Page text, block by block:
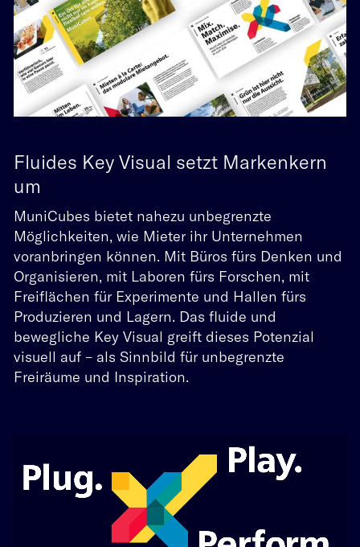
Projekte
Über
Expertise
Lab
Kontakt
Fluides Key Visual setzt Markenkern
um
MuniCubes bietet nahezu unbegrenzte
Möglichkeiten, wie Mieter ihr Unternehmen
voranbringen können. Mit Büros fürs Denken und
Organisieren, mit Laboren fürs Forschen, mit
Freiflächen für Experimente und Hallen fürs
Produzieren und Lagern. Das fluide und
bewegliche Key Visual greift dieses Potenzial
visuell auf – als Sinnbild für unbegrenzte
Freiräume und Inspiration.